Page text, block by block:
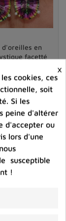
boucles
Il résiste à la
que vos
plusieurs
les peaux,
veut
en même
et argent
d'oreilles en
facetté
Prix
€
shopping_cart  favorite_border
×
cookies, ces
soit
Si les
peine d'altérer
d'accepter ou
lors d'une
susceptible
!